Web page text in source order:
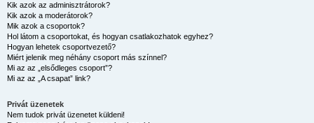
Kik azok az adminisztrátorok?
Kik azok a moderátorok?
Mik azok a csoportok?
Hol látom a csoportokat, és hogyan csatlakozhatok egyhez?
Hogyan lehetek csoportvezető?
Miért jelenik meg néhány csoport más színnel?
Mi az az „elsődleges csoport”?
Mi az az „A csapat” link?
Privát üzenetek
Nem tudok privát üzenetet küldeni!